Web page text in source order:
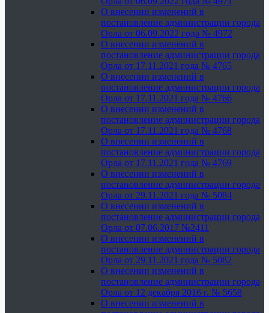
О внесении изменений в
постановление администрации города
Орла от 06.09.2022 года № 4972
О внесении изменений в
постановление администрации города
Орла от 17.11.2021 года № 4765
О внесении изменений в
постановление администрации города
Орла от 17.11.2021 года № 4766
О внесении изменений в
постановление администрации города
Орла от 17.11.2021 года № 4768
О внесении изменений в
постановление администрации города
Орла от 17.11.2021 года № 4769
О внесении изменений в
постановление администрации города
Орла от 29.11.2021 года № 5084
О внесении изменений в
постановление администрации города
Орла от 07.06.2017 №2411
О внесении изменений в
постановление администрации города
Орла от 29.11.2021 года № 5082
О внесении изменений в
постановление администрации города
Орла от 12 декабря 2016 г. № 5658
О внесении изменений в